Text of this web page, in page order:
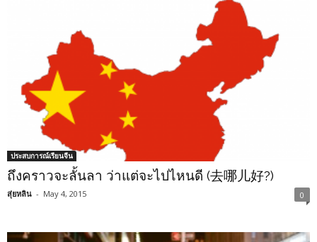
ประสบการณ์เรียนจีน
ถึงคราวจะลั้นลา ว่าแต่จะไปไหนดี (去哪儿好?)
สุ่ยหลิน - May 4, 2015 0